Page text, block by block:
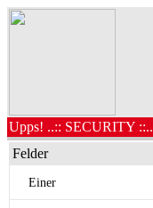
Upps! ..:: SECURITY ::..
Felder
Einer